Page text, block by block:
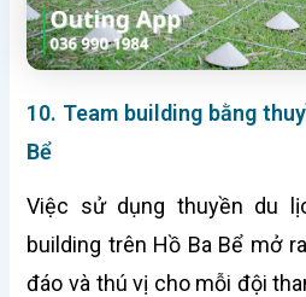
10. Team building bằng
Bể
Việc sử dụng thuyền du
building trên Hồ Ba Bể mở
đáo và thú vị cho mỗi đội